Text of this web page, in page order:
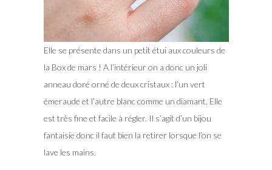
Elle se présente dans un petit étui aux couleurs de
la Box de mars ! A l’intérieur on a donc un joli
anneau doré orné de deux cristaux : l’un vert
émeraude et l’autre blanc comme un diamant. Elle
est très fine et facile à régler. Il s’agit d’un bijou
fantaisie donc il faut bien la retirer lorsque l’on se
lave les mains.